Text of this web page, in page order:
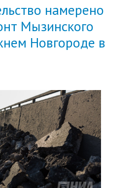
намерено
Мызинского
Новгороде в